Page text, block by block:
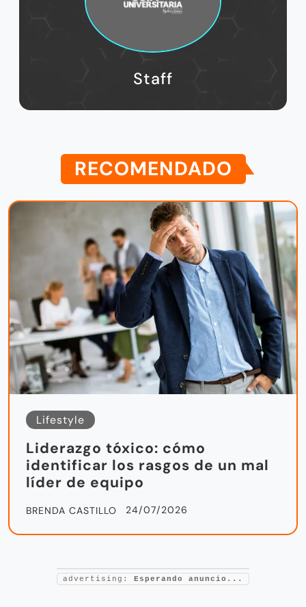
Staff
RECOMENDADO
Lifestyle
Liderazgo tóxico: cómo
identificar los rasgos de un mal
líder de equipo
BRENDA CASTILLO 24/07/2026
advertising: Esperando anuncio...